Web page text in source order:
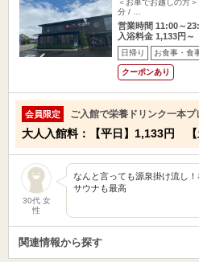
＜お車でお越しの方
分 / …
営業時間 11:00～
入浴料金 1,133円～
日帰り お食事・食
クーポンあり
会員限定 ご入館で栄養ドリンク一本プ
大人入館料：【平日】1,133円 【
30代 女
性
なんと言っても源泉掛け流し
サウナも最高
関連情報から探す